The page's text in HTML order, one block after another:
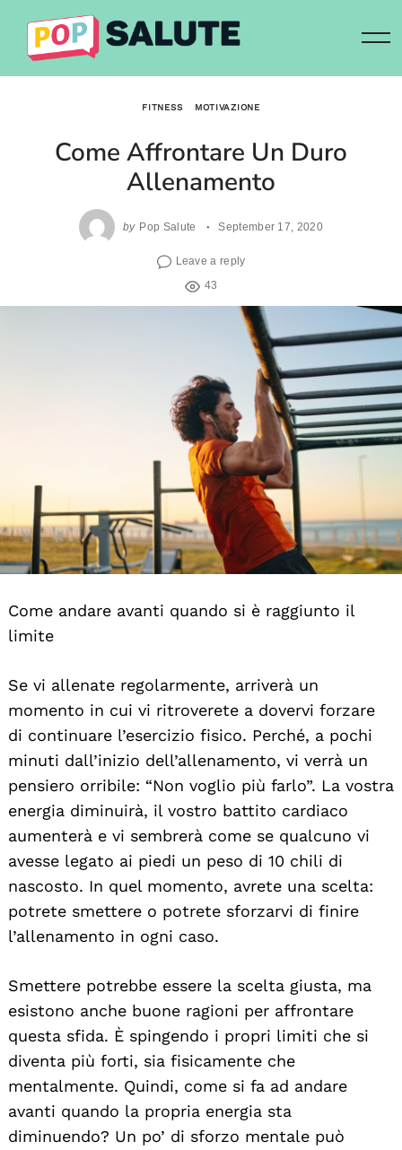
content
FITNESS MOTIVAZIONE
Come Affrontare Un Duro
Allenamento
by Pop Salute September 17, 2020
Leave a reply
43
Come andare avanti quando si è raggiunto il
limite
Se vi allenate regolarmente, arriverà un
momento in cui vi ritroverete a dovervi forzare
di continuare l’esercizio fisico. Perché, a pochi
minuti dall’inizio dell’allenamento, vi verrà un
pensiero orribile: “Non voglio più farlo”. La vostra
energia diminuirà, il vostro battito cardiaco
aumenterà e vi sembrerà come se qualcuno vi
avesse legato ai piedi un peso di 10 chili di
nascosto. In quel momento, avrete una scelta:
potrete smettere o potrete sforzarvi di finire
l’allenamento in ogni caso.
Smettere potrebbe essere la scelta giusta, ma
esistono anche buone ragioni per affrontare
questa sfida. È spingendo i propri limiti che si
diventa più forti, sia fisicamente che
mentalmente. Quindi, come si fa ad andare
avanti quando la propria energia sta
diminuendo? Un po’ di sforzo mentale può